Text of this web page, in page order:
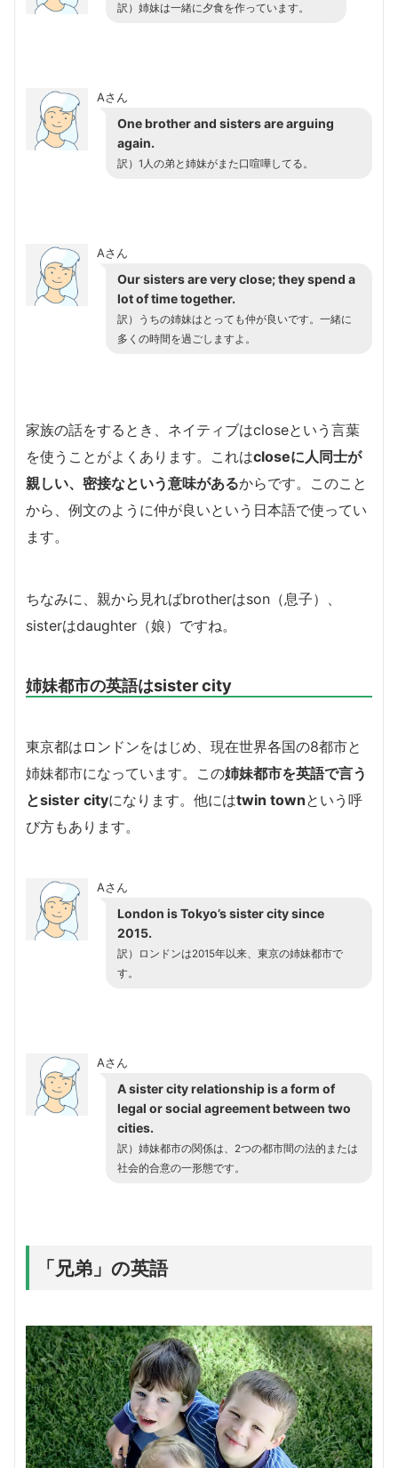
訳）姉妹は一緒に夕食を作っています。
Aさん
One brother and sisters are arguing
again.
訳）1人の弟と姉妹がまた口喧嘩してる。
Aさん
Our sisters are very close; they spend a
lot of time together.
訳）うちの姉妹はとっても仲が良いです。一緒に
多くの時間を過ごしますよ。
家族の話をするとき、ネイティブはcloseという言葉
を使うことがよくあります。これはcloseに人同士が
親しい、密接なという意味があるからです。このこと
から、例文のように仲が良いという日本語で使ってい
ます。
ちなみに、親から見ればbrotherはson（息子）、
sisterはdaughter（娘）ですね。
姉妹都市の英語はsister city
東京都はロンドンをはじめ、現在世界各国の8都市と
姉妹都市になっています。この姉妹都市を英語で言う
とsister cityになります。他にはtwin townという呼
び方もあります。
Aさん
London is Tokyo’s sister city since
2015.
訳）ロンドンは2015年以来、東京の姉妹都市で
す。
Aさん
A sister city relationship is a form of
legal or social agreement between two
cities.
訳）姉妹都市の関係は、2つの都市間の法的または
社会的合意の一形態です。
「兄弟」の英語